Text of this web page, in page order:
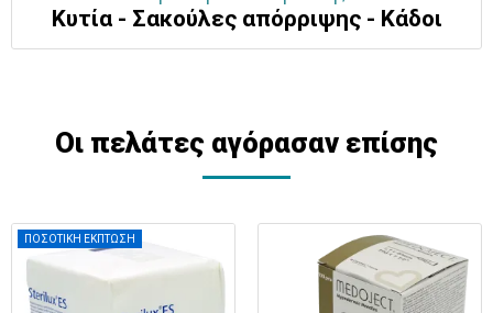
Κυτία - Σακούλες απόρριψης - Κάδοι
Οι πελάτες αγόρασαν επίσης
ΠΟΣΟΤΙΚΗ ΕΚΠΤΩΣΗ